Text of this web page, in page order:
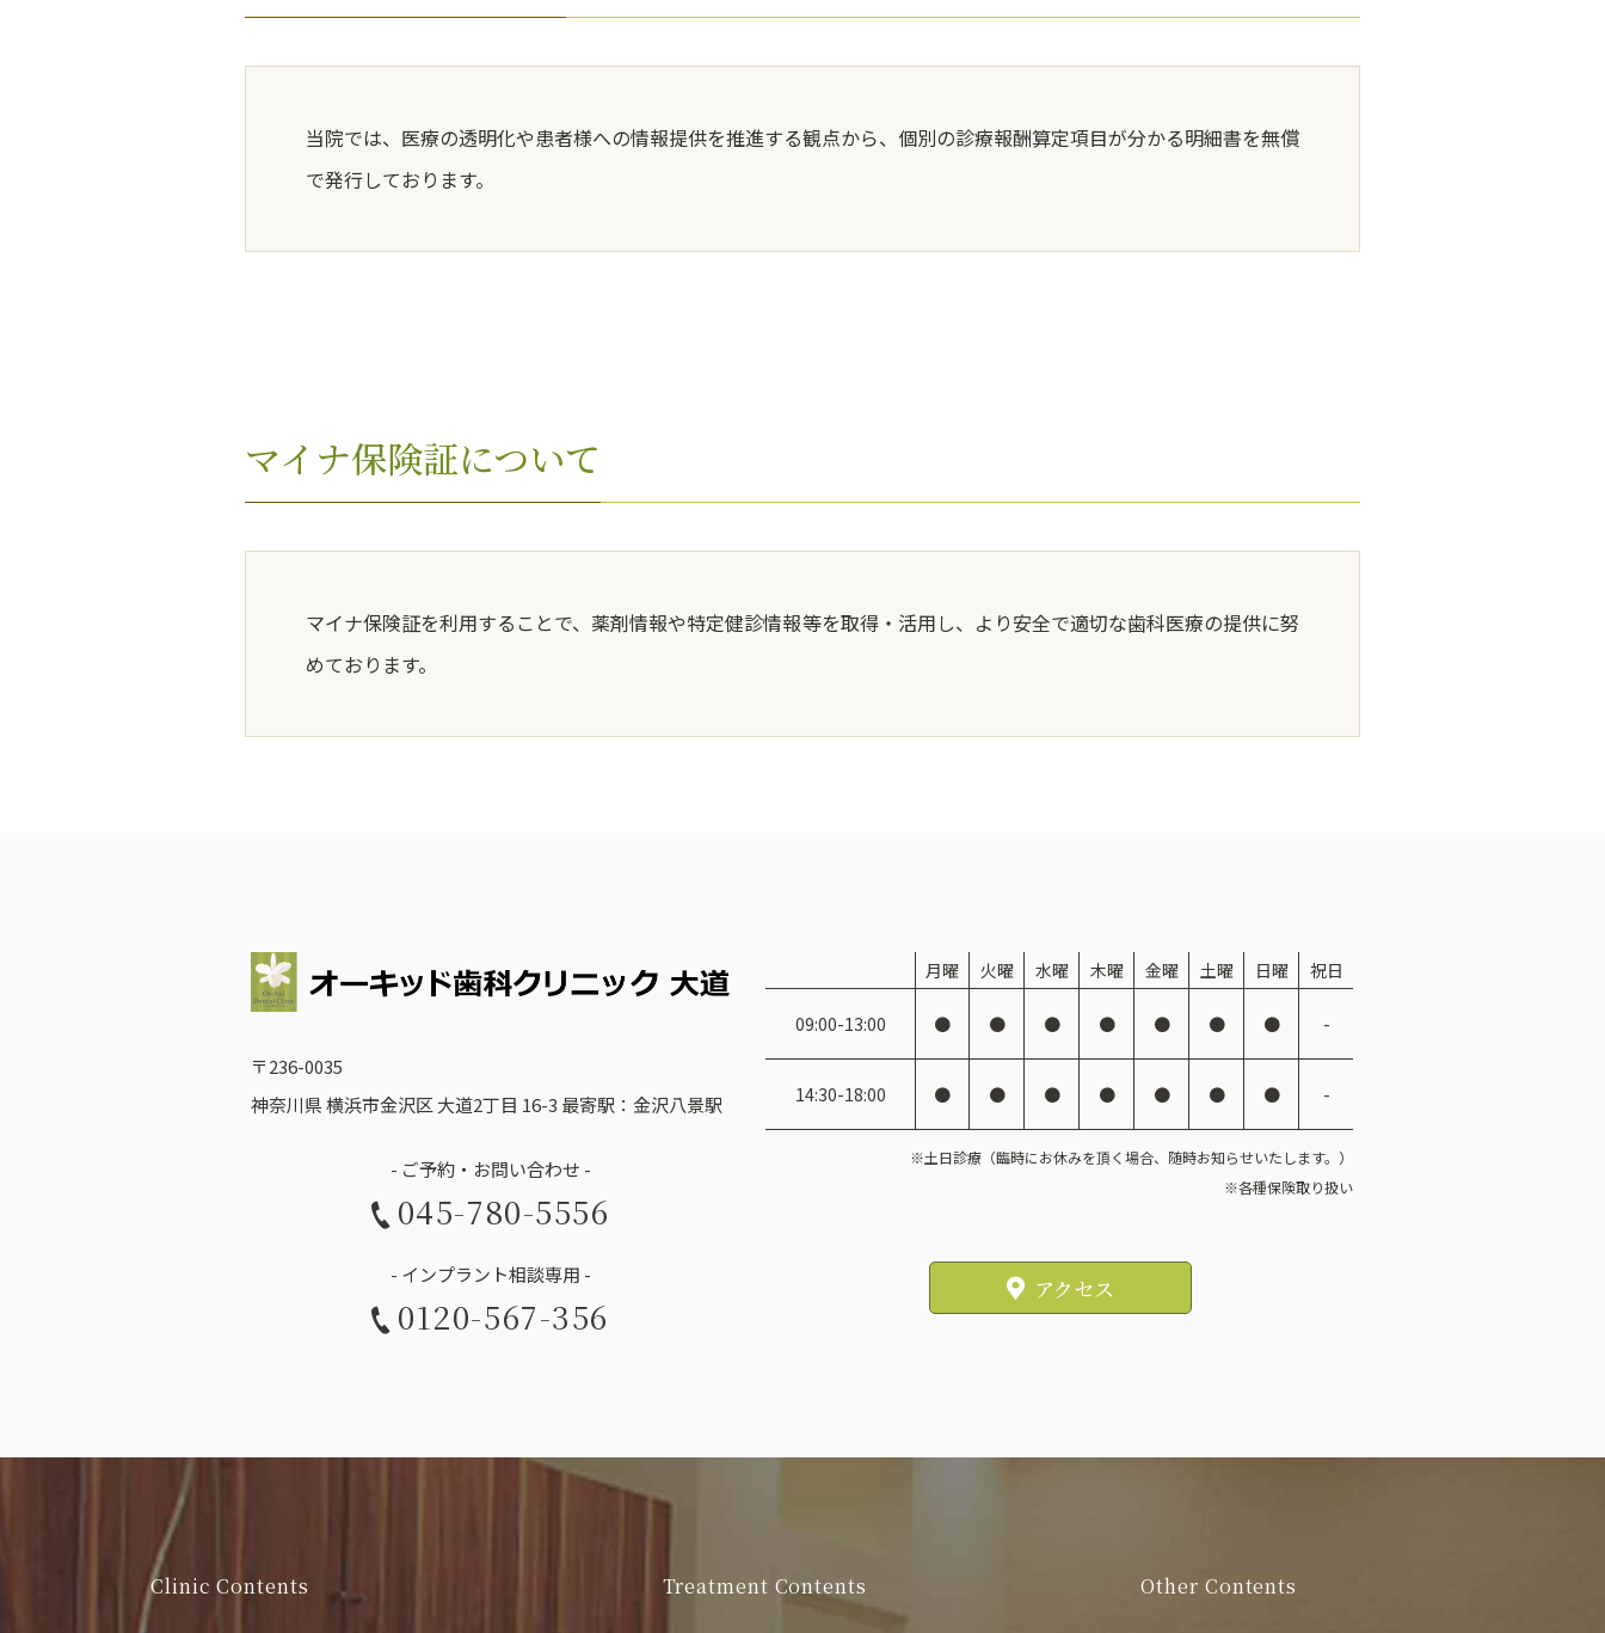
当院では、医療の透明化や患者様への情報提供を推進する観点から、個別の診療報酬算定項目が分かる明細書を無償
で発行しております。
マイナ保険証について
マイナ保険証を利用することで、薬剤情報や特定健診情報等を取得・活用し、より安全で適切な歯科医療の提供に努
めております。
〒236-0035
神奈川県 横浜市金沢区 大道2丁目 16-3 最寄駅：金沢八景駅
- ご予約・お問い合わせ -
045-780-5556
- インプラント相談専用 -
0120-567-356
月曜 火曜 水曜 木曜 金曜 土曜 日曜 祝日
09:00-13:00 ● ● ● ● ● ● ● -
14:30-18:00 ● ● ● ● ● ● ● -
※土日診療（臨時にお休みを頂く場合、随時お知らせいたします。）
※各種保険取り扱い
アクセス
Clinic Contents Treatment Contents Other Contents